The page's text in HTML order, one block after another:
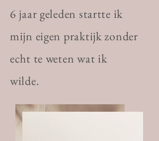
6 jaar geleden startte ik
mijn eigen praktijk zonder
echt te weten wat ik
wilde.